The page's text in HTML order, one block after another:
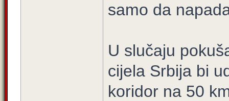
samo da
U slučaju
cijela Srbija bi
koridor na 50